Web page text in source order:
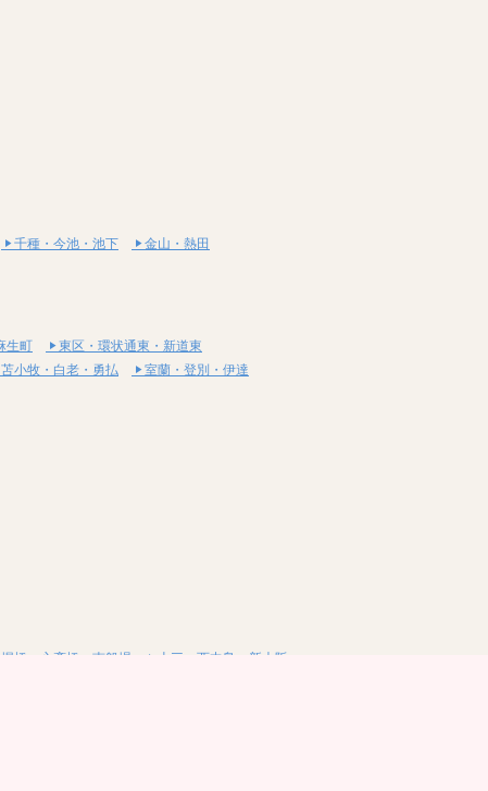
千種・今池・池下
金山・熱田
生町
東区・環状通東・新道東
苫小牧・白老・勇払 室蘭・登別・伊達
堀橋・心斎橋・南船場
十三・西中島・新大阪